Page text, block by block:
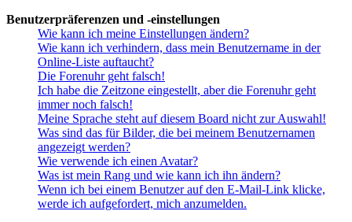
Benutzerpräferenzen und -einstellungen
Wie kann ich meine Einstellungen ändern?
Wie kann ich verhindern, dass mein Benutzername in der
Online-Liste auftaucht?
Die Forenuhr geht falsch!
Ich habe die Zeitzone eingestellt, aber die Forenuhr geht
immer noch falsch!
Meine Sprache steht auf diesem Board nicht zur Auswahl!
Was sind das für Bilder, die bei meinem Benutzernamen
angezeigt werden?
Wie verwende ich einen Avatar?
Was ist mein Rang und wie kann ich ihn ändern?
Wenn ich bei einem Benutzer auf den E-Mail-Link klicke,
werde ich aufgefordert, mich anzumelden.